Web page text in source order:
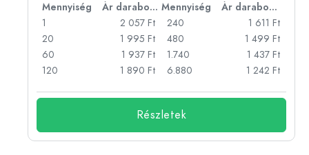
Mennyiség Ár darabonként Mennyiség
Ár darabonként
1
2 057 Ft
20
1 995 Ft
60
1 937 Ft
120
1 890 Ft
240
1 611 Ft
480
1 499 Ft
1.740
1 437 Ft
6.880
1 242 Ft
Részletek